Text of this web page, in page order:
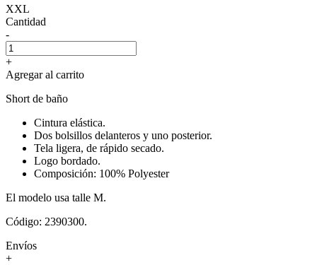
XXL
Cantidad
-
+
Agregar al carrito
Short de baño
Cintura elástica.
Dos bolsillos delanteros y uno posterior.
Tela ligera, de rápido secado.
Logo bordado.
Composición: 100% Polyester
El modelo usa talle M.
Código: 2390300.
Envíos
+